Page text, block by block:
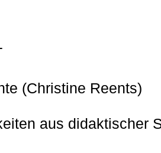
(Christine Reents)
aus didaktischer